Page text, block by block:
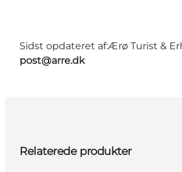
Sidst opdateret af:Ærø Turist &
post@arre.dk
Relaterede produkter